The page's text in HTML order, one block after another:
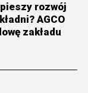
rozwój
AGCO
zakładu